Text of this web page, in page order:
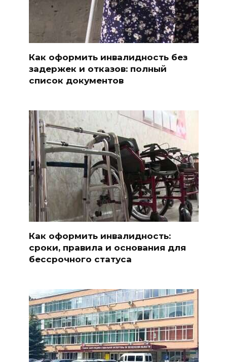
Как оформить инвалидность без
задержек и отказов: полный
список документов
Как оформить инвалидность:
сроки, правила и основания для
бессрочного статуса